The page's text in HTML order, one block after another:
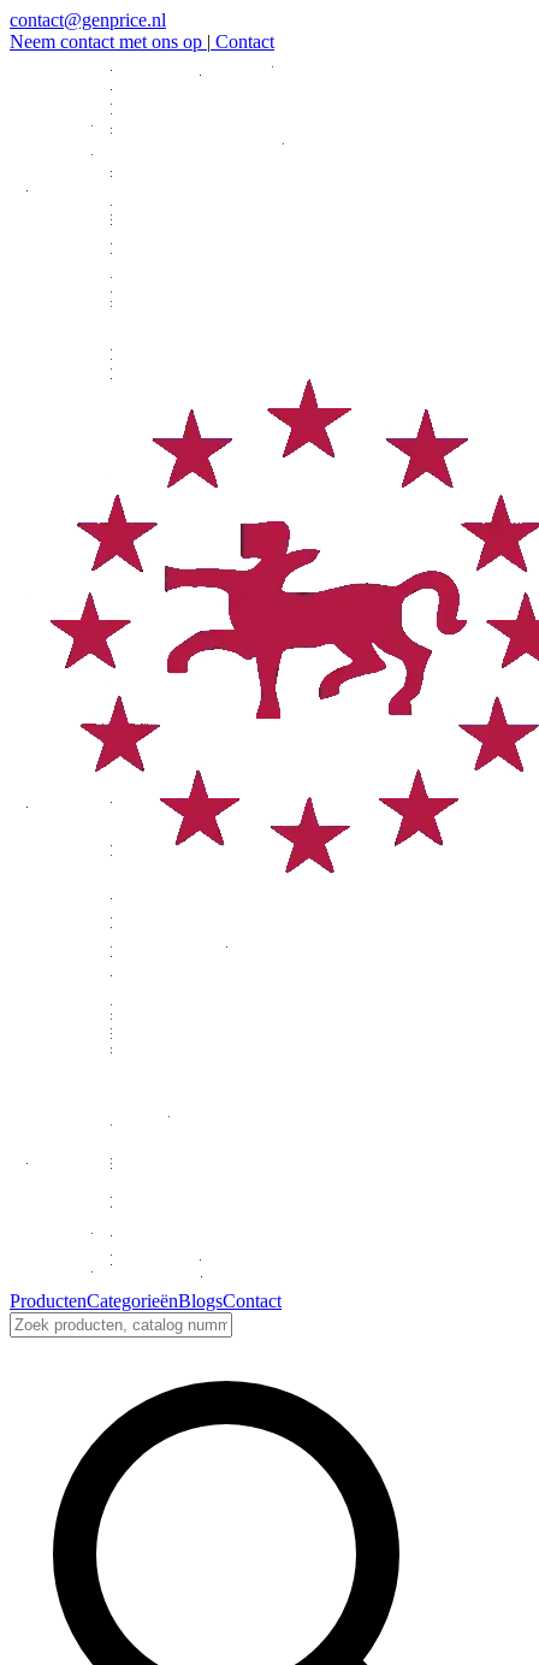
contact@genprice.nl
Neem contact met ons op | Contact
ProductenCategorieënBlogsContact